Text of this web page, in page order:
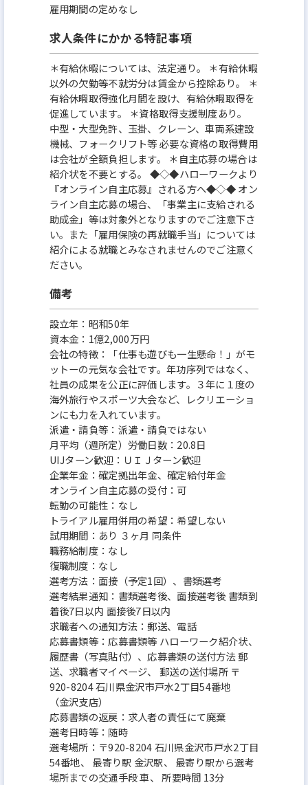
雇用期間の定めなし
求人条件にかかる特記事項
＊有給休暇については、法定通り。 ＊有給休暇
以外の欠勤等不就労分は賃金から控除あり。 ＊
有給休暇取得強化月間を設け、有給休暇取得を
促進しています。 ＊資格取得支援制度あり。
中型・大型免許、玉掛、クレーン、車両系建設
機械、フォークリフト等 必要な資格の取得費用
は会社が全額負担します。 ＊自主応募の場合は
紹介状を不要とする。 ◆◇◆ハローワークより
『オンライン自主応募』される方へ◆◇◆ オン
ライン自主応募の場合、「事業主に支給される
助成金」等は対象外となりますのでご注意下さ
い。また「雇用保険の再就職手当」については
紹介による就職とみなされませんのでご注意く
ださい。
備考
設立年：昭和50年
資本金：1億2,000万円
会社の特徴：「仕事も遊びも一生懸命！」がモ
ットーの元気な会社です。年功序列ではなく、
社員の成果を公正に評価します。３年に１度の
海外旅行やスポーツ大会など、レクリエーショ
ンにも力を入れています。
派遣・請負等：派遣・請負ではない
月平均（週所定）労働日数：20.8日
UIJターン歓迎：ＵＩＪターン歓迎
企業年金：確定拠出年金、確定給付年金
オンライン自主応募の受付：可
転勤の可能性：なし
トライアル雇用併用の希望：希望しない
試用期間：あり ３ヶ月 同条件
職務給制度：なし
復職制度：なし
選考方法：面接（予定1回）、書類選考
選考結果通知：書類選考後、面接選考後 書類到
着後7日以内 面接後7日以内
求職者への通知方法：郵送、電話
応募書類等：応募書類等 ハローワーク紹介状、
履歴書（写真貼付）、応募書類の送付方法 郵
送、求職者マイページ、 郵送の送付場所 〒
920-8204 石川県金沢市戸水2丁目54番地
（金沢支店）
応募書類の返戻：求人者の責任にて廃棄
選考日時等：随時
選考場所：〒920-8204 石川県金沢市戸水2丁目
54番地、 最寄り駅 金沢駅、 最寄り駅から選考
場所までの交通手段 車、 所要時間 13分